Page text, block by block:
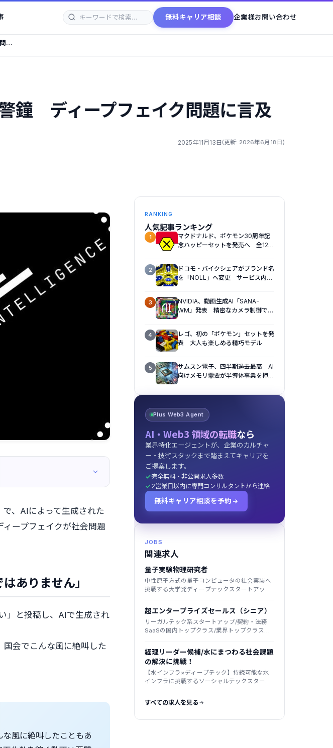
無料キャリア相談 企業様お問い合わせ
題
鐘 ディープフェイク問題に言及
2025年11月13日(更新: 2026年6月18日)
、AIによって生成された
ープフェイクが社会問題
ありません」
」と投稿し、AIで生成され
会でこんな風に絶叫した
風に絶叫したこともあ
RANKING
人気記事ランキング
1
マクドナルド、ポケモン30周年記
念ハッピーセットを発売へ 全12種
2
ドコモ・バイクシェアがブランド名
を「NOLL」へ変更 サービス内容
3
NVIDIA、動画生成AI「SANA-
WM」発表 精密なカメラ制御で視
4
レゴ、初の「ポケモン」セットを発
表 大人も楽しめる精巧モデル
5
サムスン電子、四半期過去最高 AI
向けメモリ需要が半導体事業を押し
Plus Web3 Agent
AI・Web3 領域の転職なら
業界特化エージェントが、企業のカルチャ
ー・技術スタックまで踏まえてキャリアを
ご提案します。
完全無料・非公開求人多数
2営業日以内に専門コンサルタントから連絡
無料キャリア相談を予約
JOBS
関連求人
量子実験物理研究者
中性原子方式の量子コンピュータの社会実装へ
挑戦する大学発ディープテックスタートアップ/
択/2025年創業
超エンタープライズセールス（シニア）
リーガルテック系スタートアップ/契約・法務
SaaSの国内トップクラス/業界トップクラス法
経理リーダー候補/水にまつわる社会課題
の解決に挑戦！
【水インフラ×ディープテック】持続可能な水
インフラに挑戦するソーシャルテックスタート
すべての求人を見る